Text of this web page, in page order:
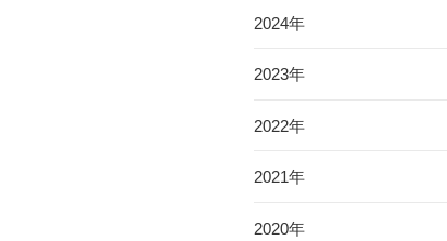
2024年
2023年
2022年
2021年
2020年